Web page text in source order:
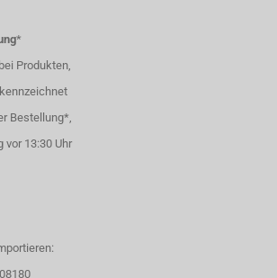
*
Produkten,
Bestellung*,
13:30 Uhr